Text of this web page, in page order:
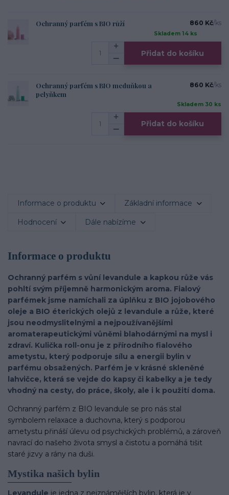
Ochranný parfém s BIO růží 860 Kč/ks
Skladem 14 ks
Přidat do košíku
Ochranný parfém s BIO meduňkou a
pelyňkem
860 Kč/ks
Skladem 30 ks
Přidat do košíku
Informace o produktu Základní informace
Hodnocení Dále nabízíme
Informace o produktu
Ochranný parfém s vůní levandule a kapkou růže vás
pohltí svým příjemně harmonickým aroma. Fialový
parfémek jsme namíchali za úplňku z BIO jojobového
oleje a BIO éterických olejů z levandule a růže, které
jsou neodmyslitelnými a nejpoužívanějšími
aromaterapeutickými vůněmi blahodárnými na mysl i
zdraví. Kulička roll-onu je z přírodního fialového
ametystu, který podporuje sílu a energii bylin v
parfému obsažených. Parfém je v krásné skleněné
lahvičce, která se vejde do kapsy či kabelky a je tedy
vhodný na cesty, do práce, školy, ale i k použití doma.
Ochranný parfém z BIO levandule se pro nás stal
symbolem relaxace a duchovna, který s podporou
ametystu přináší úlevu od psychických problémů, a zároveň
navrací do našeho života smysl a čistotu a pomáhá tišit
staré jizvy a rány na duši.
Mystika našich bylin
Levandule je jedna z nejznámějších bylin, která je v